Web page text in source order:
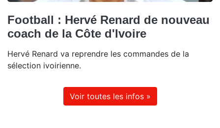
Football : Hervé Renard de nouveau
coach de la Côte d'Ivoire
Hervé Renard va reprendre les commandes de la
sélection ivoirienne.
Voir toutes les infos »